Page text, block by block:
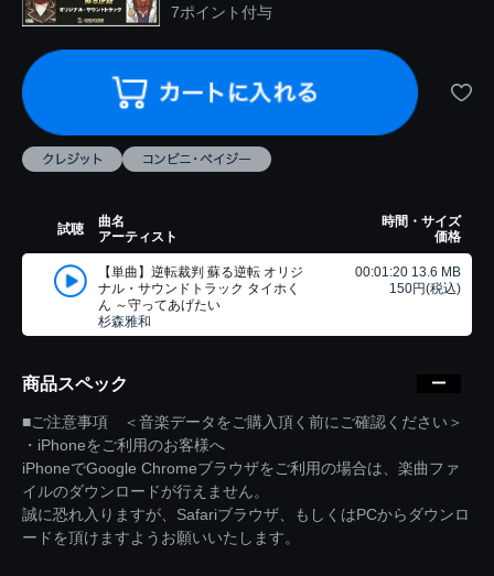
7ポイント付与
試聴
曲名
アーティスト
時間・サイズ
価格
【単曲】逆転裁判 蘇る逆転 オリジ
ナル・サウンドトラック タイホく
ん ～守ってあげたい
杉森雅和
00:01:20 13.6 MB
150円(税込)
商品スペック
■ご注意事項 ＜音楽データをご購入頂く前にご確認ください＞
・iPhoneをご利用のお客様へ
iPhoneでGoogle Chromeブラウザをご利用の場合は、楽曲ファ
イルのダウンロードが行えません。
誠に恐れ入りますが、Safariブラウザ、もしくはPCからダウンロ
ードを頂けますようお願いいたします。